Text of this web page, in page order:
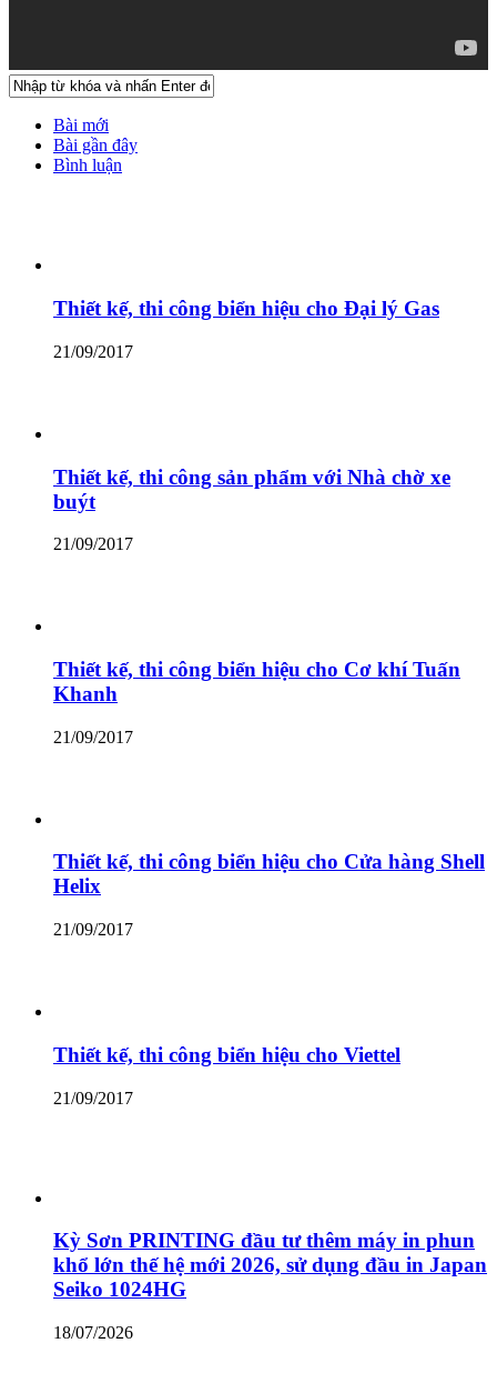
Bài mới
Bài gần đây
Bình luận
Thiết kế, thi công biển hiệu cho Đại lý Gas
21/09/2017
Thiết kế, thi công sản phẩm với Nhà chờ xe
buýt
21/09/2017
Thiết kế, thi công biển hiệu cho Cơ khí Tuấn
Khanh
21/09/2017
Thiết kế, thi công biển hiệu cho Cửa hàng Shell
Helix
21/09/2017
Thiết kế, thi công biển hiệu cho Viettel
21/09/2017
Kỳ Sơn PRINTING đầu tư thêm máy in phun
khổ lớn thế hệ mới 2026, sử dụng đầu in Japan
Seiko 1024HG
18/07/2026